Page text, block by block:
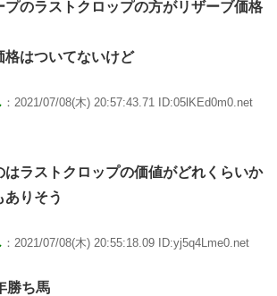
プのラストクロップの方がリザーブ価格
格はついてないけど
：2021/07/08(木) 20:57:43.71 ID:05lKEd0m0.net
はラストクロップの価値がどれくらいか
ありそう
：2021/07/08(木) 20:55:18.09 ID:yj5q4Lme0.net
勝ち馬